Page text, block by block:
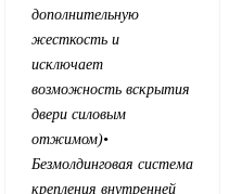
дополнительную
жесткость и
исключает
возможность вскрытия
двери силовым
отжимом)•
Безмолдинговая система
крепления внутренней